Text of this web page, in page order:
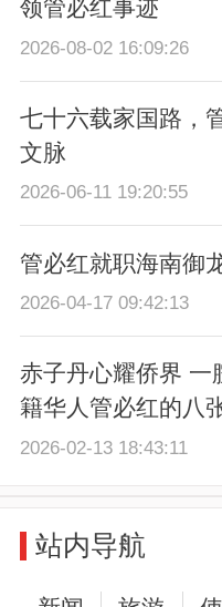
领管必红事迹
2026-08-02 16:09:26
七十六载家国路，
文脉
2026-06-11 19:20:55
管必红就职海南御
2026-04-17 09:42:13
赤子丹心耀侨界
籍华人管必红的八
2026-02-13 18:43:11
站内导航